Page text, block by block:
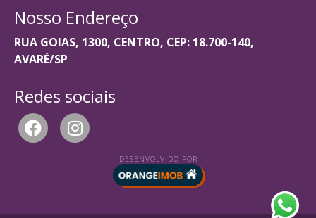
Nosso Endereço
RUA GOIAS, 1300, CENTRO, CEP: 18.700-140,
AVARÉ/SP
Redes sociais
DESENVOLVIDO POR